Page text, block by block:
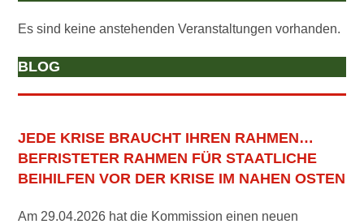
Es sind keine anstehenden Veranstaltungen vorhanden.
BLOG
JEDE KRISE BRAUCHT IHREN RAHMEN…
BEFRISTETER RAHMEN FÜR STAATLICHE
BEIHILFEN VOR DER KRISE IM NAHEN OSTEN
Am 29.04.2026 hat die Kommission einen neuen